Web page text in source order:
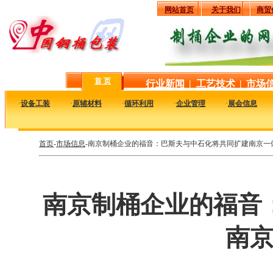
网站首页 关于我们 商贸
首 页 行业新闻 | 工艺技术 | 市场
·设备工装 ·原辅材料 ·循环利用 ·企业管理 ·展会信息
首页-市场信息-南京制桶企业的福音：巴斯夫与中石化将共同扩建南京一
南京制桶企业的福音
南